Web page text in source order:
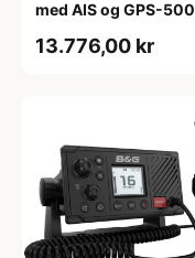
med AIS og GPS-500
13.776,00 kr